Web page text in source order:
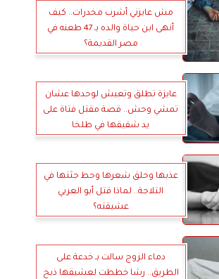
مش عايزني أشرب مخدرات.. كيف
أنهى ابن حياة والده بـ 47 طعنه في
مصر القديمة؟
عايزة تطلق وتعيش لوحدها عشان
تمشي وحش.. قصة مقتل فتاة على
يد شقيقها في طلخا
عذبها وحلق شعرها وحط جثتها في
التلاجة.. لماذا قتل أبو العربي
عشيقته؟
دماء الزوج سالت بـ خدعة على
الطريق.. رشا خططت لعشيقها ذبح